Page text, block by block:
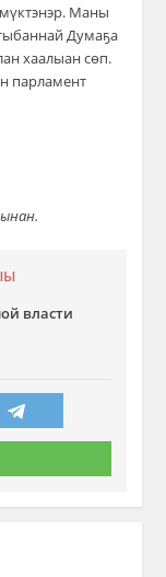
Маны
Думаҕа
хаалыан сөп.
парламент
власти